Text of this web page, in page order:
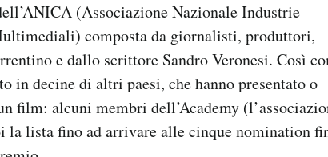
(Associazione Nazionale Industrie
composta da giornalisti, produttori,
e dallo scrittore Sandro Veronesi. Così
in decine di altri paesi, che hanno presentato o
film: alcuni membri dell’Academy
la lista fino ad arrivare alle cinque nomination